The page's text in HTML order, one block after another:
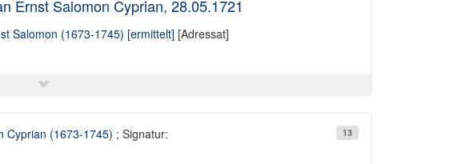
Ernst Salomon Cyprian, 28.05.1721
Salomon (1673-1745) [ermittelt] [Adressat]
13
Cyprian (1673-1745) ; Signatur: